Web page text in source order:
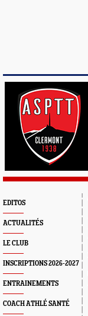
EDITOS
ACTUALITÉS
LE CLUB
INSCRIPTIONS 2026-2027
ENTRAINEMENTS
COACH ATHLÉ SANTÉ